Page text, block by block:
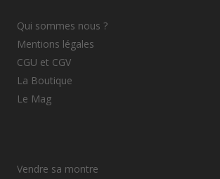
Qui sommes nous ?
Mentions légales
CGU et CGV
La Boutique
Le Mag
Vendre sa montre